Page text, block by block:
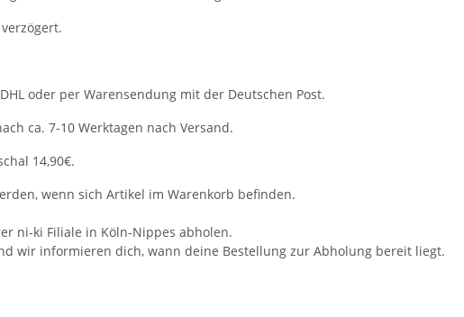
oder per Warensendung mit der Deutschen Post.
ca. 7-10 Werktagen nach Versand.
14,90€.
wenn sich Artikel im Warenkorb befinden.
ni-ki Filiale in Köln-Nippes abholen.
wir informieren dich, wann deine Bestellung zur Abholung bereit liegt.